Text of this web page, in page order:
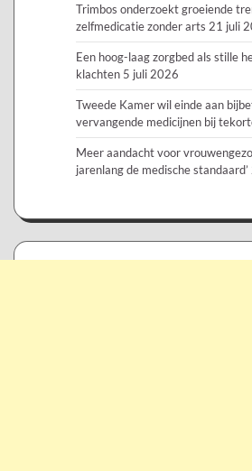
Trimbos onderzoekt groeiende
zelfmedicatie zonder arts 21 juli
Een hoog-laag zorgbed als stille
klachten 5 juli 2026
Tweede Kamer wil einde aan
vervangende medicijnen bij
Meer aandacht voor
jarenlang de medische standaard’